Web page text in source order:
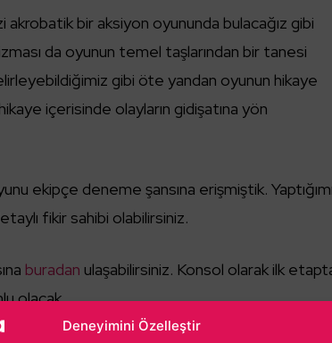
Deneyimini Özelleştir
bir aksiyon oyununda bulacağız gibi
da oyunun temel taşlarından bir tanesi
gibi öte yandan oyunun hikaye
içerisinde olayların gidişatına yön
ekipçe deneme şansına erişmiştik.
fikir sahibi olabilirsiniz.
buradan ulaşabilirsiniz. Konsol olarak ilk
olacak.